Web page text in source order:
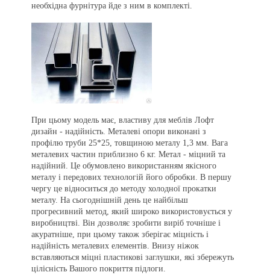
необхідна фурнітура йде з ним в комплекті.
При цьому модель має, властиву для меблів Лофт
дизайн - надійність. Металеві опори виконані з
профілю труби 25*25, товщиною металу 1,3 мм. Вага
металевих частин приблизно 6 кг. Метал - міцний та
надійний. Це обумовлено використанням якісного
металу і передових технологій його обробки. В першу
чергу це відноситься до методу холодної прокатки
металу. На сьогоднішній день це найбільш
прогресивний метод, який широко використовується у
виробництві. Він дозволяє зробити виріб точніше і
акуратніше, при цьому також зберігає міцність і
надійність металевих елементів. Внизу ніжок
вставляються міцні пластикові заглушки, які збережуть
цілісність Вашого покриття підлоги.